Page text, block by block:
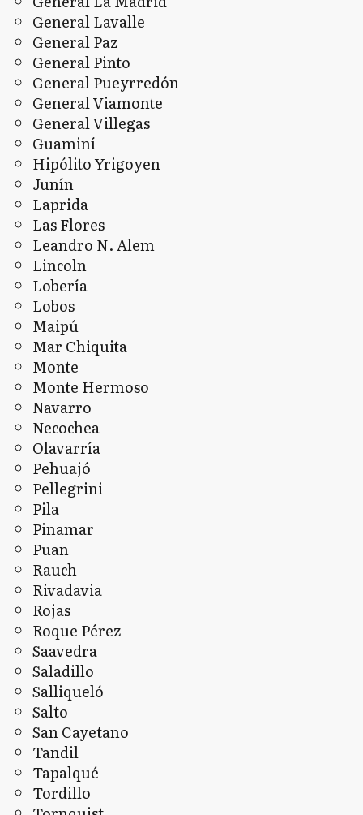
General Lavalle
General Paz
General Pinto
General Pueyrredón
General Viamonte
General Villegas
Guaminí
Hipólito Yrigoyen
Junín
Laprida
Las Flores
Leandro N. Alem
Lincoln
Lobería
Lobos
Maipú
Mar Chiquita
Monte
Monte Hermoso
Navarro
Necochea
Olavarría
Pehuajó
Pellegrini
Pila
Pinamar
Puan
Rauch
Rivadavia
Rojas
Roque Pérez
Saavedra
Saladillo
Salliqueló
Salto
San Cayetano
Tandil
Tapalqué
Tordillo